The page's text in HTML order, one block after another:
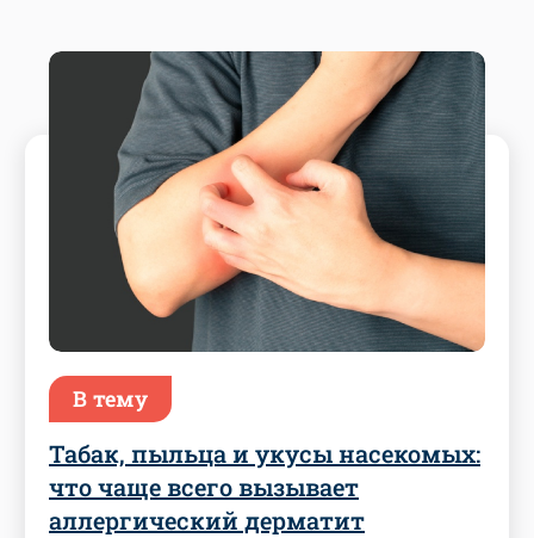
В тему
Табак, пыльца и укусы насекомых:
что чаще всего вызывает
аллергический дерматит